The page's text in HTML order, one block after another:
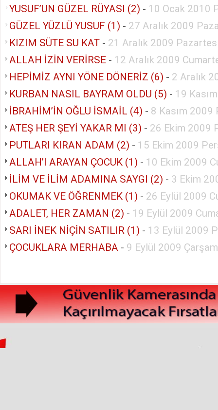
YUSUF’UN GÜZEL RÜYASI (2) - 10 Ocak 2010
GÜZEL YÜZLÜ YUSUF (1) - 27 Aralık 2009
KIZIM SÜTE SU KAT - 21 Aralık 2009
ALLAH İZİN VERİRSE - 12 Aralık 2009
HEPİMİZ AYNI YÖNE DÖNERİZ (6) - 2 Aralık
KURBAN NASIL BAYRAM OLDU (5) - 19
İBRAHİM’İN OĞLU İSMAİL (4) - 8 Kasım 2009
ATEŞ HER ŞEYİ YAKAR MI (3) - 26 Ekim 2009
PUTLARI KIRAN ADAM (2) - 15 Ekim 2009
ALLAH’I ARAYAN ÇOCUK (1) - 10 Ekim 2009
İLİM VE İLİM ADAMINA SAYGI (2) - 3 Ekim
OKUMAK VE ÖĞRENMEK (1) - 26 Eylül 2009
ADALET, HER ZAMAN (2) - 19 Eylül 2009
SARI İNEK NİÇİN SATILIR (1) - 13 Eylül 2009
ÇOCUKLARA MERHABA - 9 Eylül 2009